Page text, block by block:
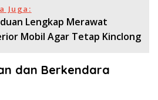
Juga:
Lengkap Merawat
Mobil Agar Tetap Kinclong
dan Berkendara